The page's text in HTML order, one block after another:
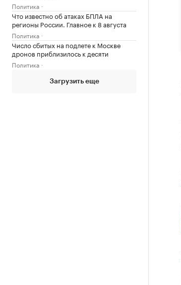
Политика
Что известно об атаках БПЛА на
регионы России. Главное к 8 августа
Политика
Число сбитых на подлете к Москве
дронов приблизилось к десяти
Политика
Загрузить еще